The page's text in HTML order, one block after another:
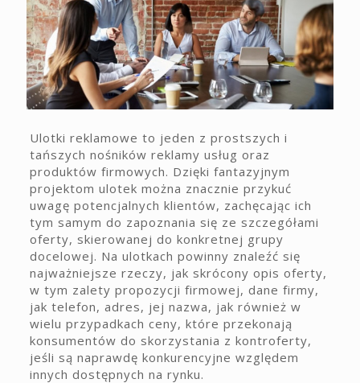
Ulotki reklamowe to jeden z prostszych i
tańszych nośników reklamy usług oraz
produktów firmowych. Dzięki fantazyjnym
projektom ulotek można znacznie przykuć
uwagę potencjalnych klientów, zachęcając ich
tym samym do zapoznania się ze szczegółami
oferty, skierowanej do konkretnej grupy
docelowej. Na ulotkach powinny znaleźć się
najważniejsze rzeczy, jak skrócony opis oferty,
w tym zalety propozycji firmowej, dane firmy,
jak telefon, adres, jej nazwa, jak również w
wielu przypadkach ceny, które przekonają
konsumentów do skorzystania z kontroferty,
jeśli są naprawdę konkurencyjne względem
innych dostępnych na rynku.